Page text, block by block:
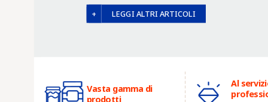
LEGGI ALTRI ARTICOLI
Vasta gamma di
prodotti
Al